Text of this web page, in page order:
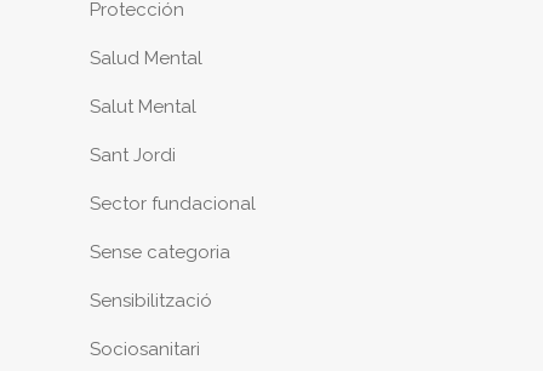
Protección
Salud Mental
Salut Mental
Sant Jordi
Sector fundacional
Sense categoria
Sensibilització
Sociosanitari